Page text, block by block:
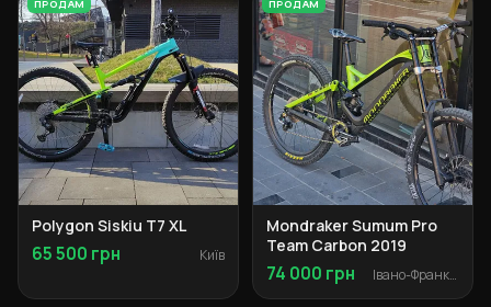
ПРОДАМ
Polygon Siskiu T7 XL
65 500 грн Київ
ПРОДАМ
Mondraker Sumum Pro
Team Carbon 2019
74 000 грн Івано-Франківськ